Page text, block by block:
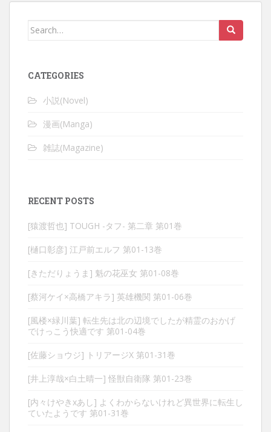
Search
CATEGORIES
小説(Novel)
漫画(Manga)
雑誌(Magazine)
RECENT POSTS
[猿渡哲也] TOUGH -タフ- 第二章 第01巻
[樋口彰彦] 江戸前エルフ 第01-13巻
[きただりょうま] 魁の花巫女 第01-08巻
[蔡河ケイ×高橋アキラ] 英雄機関 第01-06巻
[風楼×緑川葉] 転生先は北の辺境でしたが精霊のおかげ
でけっこう快適です 第01-04巻
[佐藤ショウジ] トリアージX 第01-31巻
[井上淳哉×白土晴一] 怪獣自衛隊 第01-23巻
[内々けやきxあし] よくわからないけれど異世界に転生し
ていたようです 第01-31巻